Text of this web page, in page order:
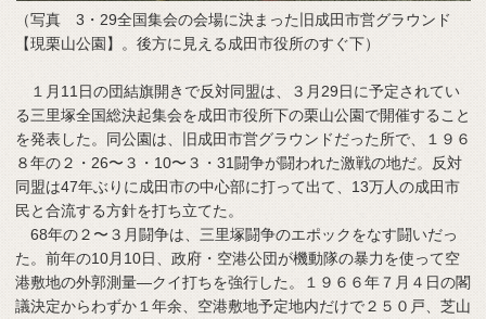
（写真 3・29全国集会の会場に決まった旧成田市営グラウンド
【現栗山公園】。後方に見える成田市役所のすぐ下）
１月11日の団結旗開きで反対同盟は、３月29日に予定されてい
る三里塚全国総決起集会を成田市役所下の栗山公園で開催すること
を発表した。同公園は、旧成田市営グラウンドだった所で、１９６
８年の２・26〜３・10〜３・31闘争が闘われた激戦の地だ。反対
同盟は47年ぶりに成田市の中心部に打って出て、13万人の成田市
民と合流する方針を打ち立てた。
68年の２〜３月闘争は、三里塚闘争のエポックをなす闘いだっ
た。前年の10月10日、政府・空港公団が機動隊の暴力を使って空
港敷地の外郭測量―クイ打ちを強行した。１９６６年７月４日の閣
議決定からわずか１年余、空港敷地予定地内だけで２５０戸、芝山